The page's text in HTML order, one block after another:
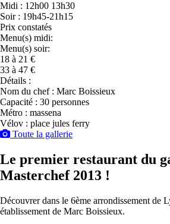
Midi : 12h00 13h30
Soir : 19h45-21h15
Prix constatés
Menu(s) midi:
Menu(s) soir:
18 à 21 €
33 à 47 €
Détails :
Nom du chef : Marc Boissieux
Capacité : 30 personnes
Métro : massena
Vélov : place jules ferry
Toute la gallerie
Le premier restaurant du
Masterchef 2013 !
Découvrer dans le 6ème arrondissement de
établissement de Marc Boissieux.